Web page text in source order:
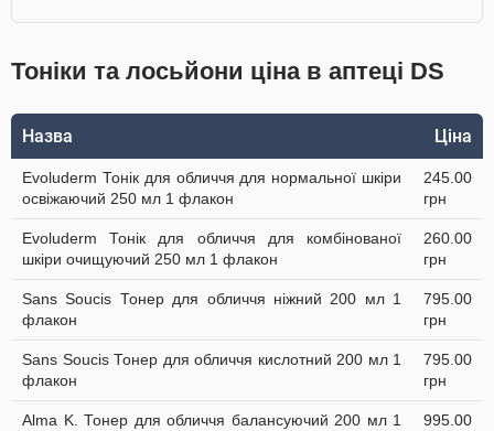
Тоніки та лосьйони ціна в аптеці DS
Назва Ціна
Evoluderm Тонік для обличчя для нормальної шкіри
освіжаючий 250 мл 1 флакон
245.00
грн
Evoluderm Тонік для обличчя для комбінованої
шкіри очищуючий 250 мл 1 флакон
260.00
грн
Sans Soucis Тонер для обличчя ніжний 200 мл 1
флакон
795.00
грн
Sans Soucis Тонер для обличчя кислотний 200 мл 1
флакон
795.00
грн
Alma K. Тонер для обличчя балансуючий 200 мл 1
995.00